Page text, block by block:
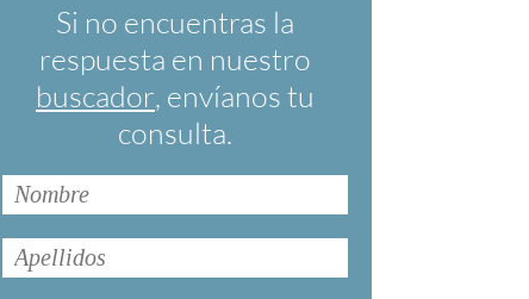
cuyo objetivo es colaborar con el buen uso del
español en los medios de comunicación y en
Internet.
Si no encuentras la
respuesta en nuestro
buscador, envíanos tu
consulta.